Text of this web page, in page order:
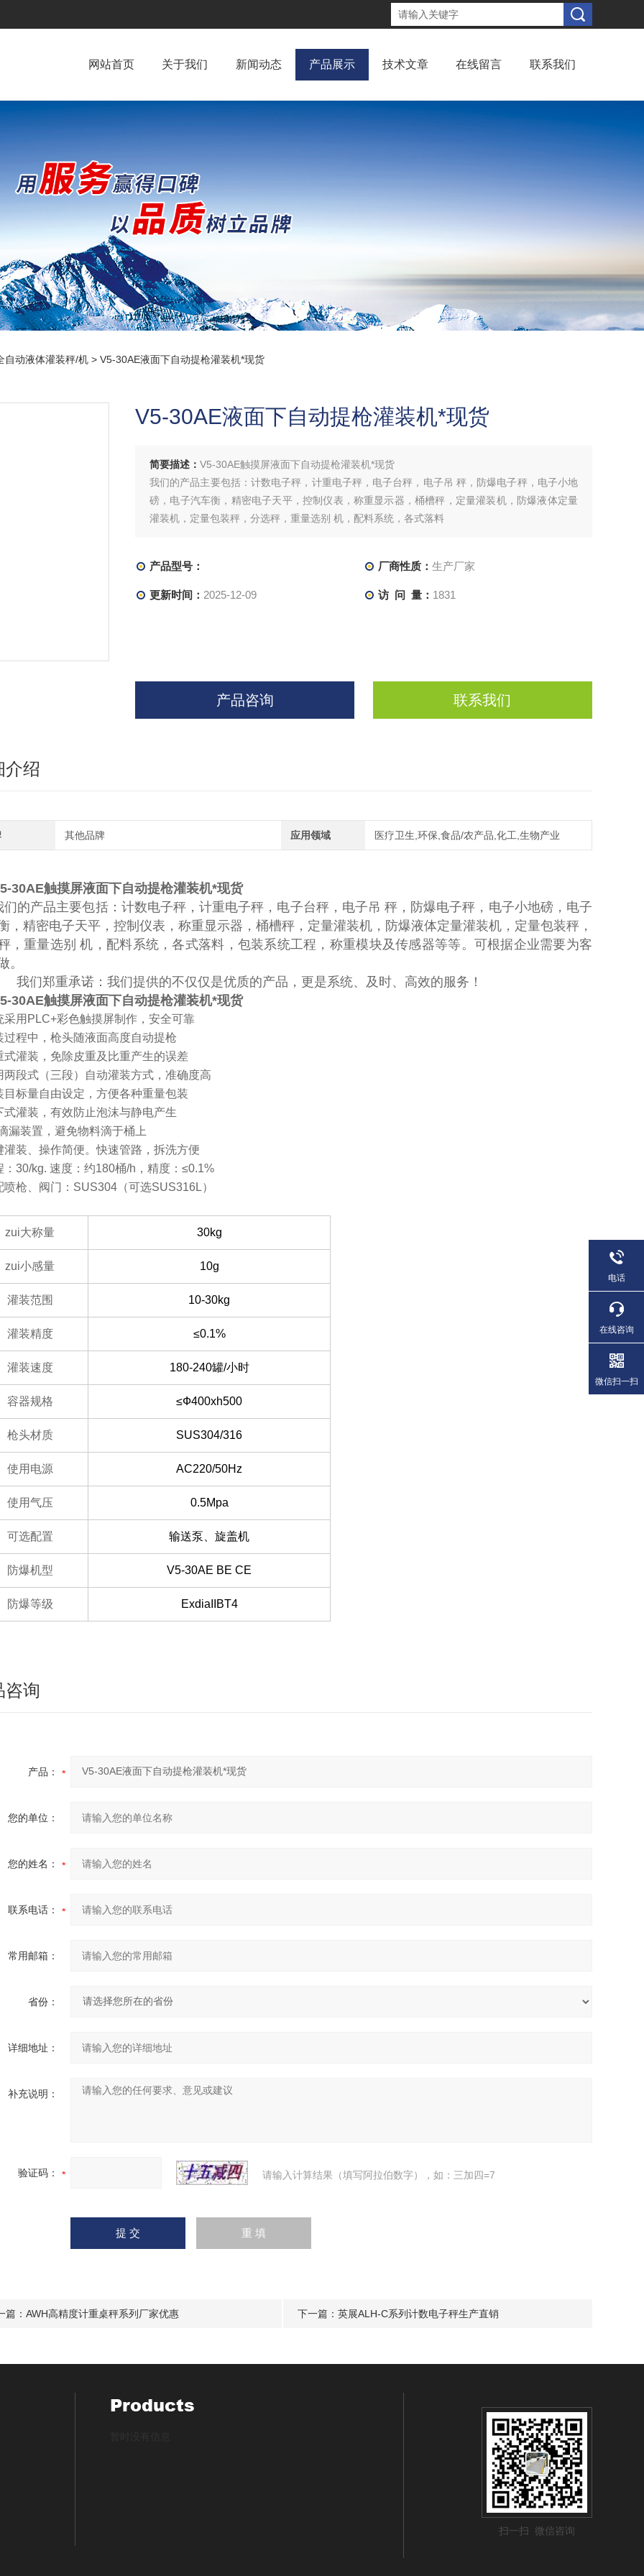
网站首页 关于我们 新闻动态 产品展示 技术文章 在线留言 联系我们
自动液体灌装秤/机 > V5-30AE液面下自动提枪灌装机*现货
V5-30AE液面下自动提枪灌装机*现货
简要描述： V5-30AE触摸屏液面下自动提枪灌装机*现货
我们的产品主要包括：计数电子秤，计重电子秤，电子台秤，电子吊 秤，防爆电子秤，电子小地
磅，电子汽车衡，精密电子天平，控制仪表，称重显示器，桶槽秤，定量灌装机，防爆液体定量
灌装机，定量包装秤，分选秤，重量选别 机，配料系统，各式落料
产品型号： 厂商性质： 生产厂家
更新时间： 2025-12-09 访 问 量： 1831
产品咨询 联系我们
介绍
其他品牌 应用领域 医疗卫生,环保,食品/农产品,化工,生物产业
30AE触摸屏液面下自动提枪灌装机*现货
们的产品主要包括：计数电子秤，计重电子秤，电子台秤，电子吊 秤，防爆电子秤，电子小地磅，电子
，精密电子天平，控制仪表，称重显示器，桶槽秤，定量灌装机，防爆液体定量灌装机，定量包装秤，
，重量选别 机，配料系统，各式落料，包装系统工程，称重模块及传感器等等。可根据企业需要为客
做。
们郑重承诺：我们提供的不仅仅是优质的产品，更是系统、及时、高效的服务！
30AE触摸屏液面下自动提枪灌装机*现货
采用PLC+彩色触摸屏制作，安全可靠
过程中，枪头随液面高度自动提枪
式灌装，免除皮重及比重产生的误差
两段式（三段）自动灌装方式，准确度高
目标量自由设定，方便各种重量包装
式灌装，有效防止泡沫与静电产生
漏装置，避免物料滴于桶上
灌装、操作简便。快速管路，拆洗方便
：30/kg. 速度：约180桶/h，精度：≤0.1%
喷枪、阀门：SUS304（可选SUS316L）
zui大称量 30kg
zui小感量 10g
灌装范围 10-30kg
灌装精度 ≤0.1%
灌装速度 180-240罐/小时
容器规格 ≤Ф400xh500
枪头材质 SUS304/316
使用电源 AC220/50Hz
使用气压 0.5Mpa
可选配置 输送泵、旋盖机
防爆机型 V5-30AE BE CE
防爆等级 ExdiaIIBT4
咨询
产品：
您的单位：
您的姓名：
联系电话：
常用邮箱：
省份：
详细地址：
补充说明：
验证码： 请输入计算结果（填写阿拉伯数字），如：三加四=7
篇： AWH高精度计重桌秤系列厂家优惠 下一篇： 英展ALH-C系列计数电子秤生产直销
Products
扫一扫 微信咨询
电话
在线咨询
微信扫一扫